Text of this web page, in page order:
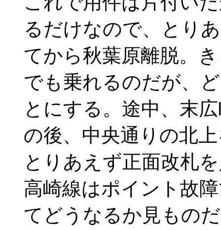
るだけなので、とり
てから秋葉原離脱。
でも乗れるのだが、
とにする。途中、末
の後、中央通りの北
とりあえず正面改札
高崎線はポイント故
てどうなるか見もの